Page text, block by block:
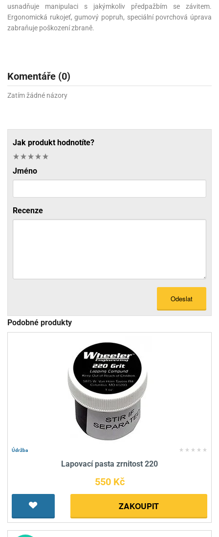
usnadňuje manipulaci s jakýmkoliv předpažbím se závitem.
Ergonomická rukojeť, gumový popruh, speciální povrchová úprava
zabraňuje poškození zbraně.
Komentáře (0)
Zatím žádné názory
Jak produkt hodnotíte?
Jméno
Recenze
Odeslat
Podobné produkty
Údržba
Lapovací pasta zrnitost 220
550 Kč
ZAKOUPIT